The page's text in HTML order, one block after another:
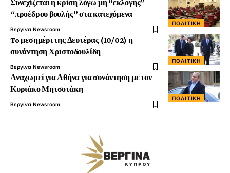
ΠΟΛΙΤΙΚΉ
Συνεχίζεται η κρίση λόγω μη “εκλογής”
“προέδρου βουλής” στα κατεχόμενα
Βεργίνα Newsroom
ΠΟΛΙΤΙΚΉ
To μεσημέρι της Δευτέρας (10/02) η
συνάντηση Χριστοδουλίδη
Βεργίνα Newsroom
ΠΟΛΙΤΙΚΉ
Αναχωρεί για Αθήνα για συνάντηση με τον
Κυριάκο Μητσοτάκη
Βεργίνα Newsroom